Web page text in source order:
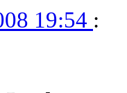
19:54 :